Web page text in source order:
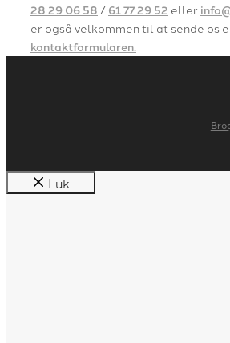
28 29 06 58 / 61 77 29 52 eller
er også velkommen til at sende os
kontaktformularen.
Luk